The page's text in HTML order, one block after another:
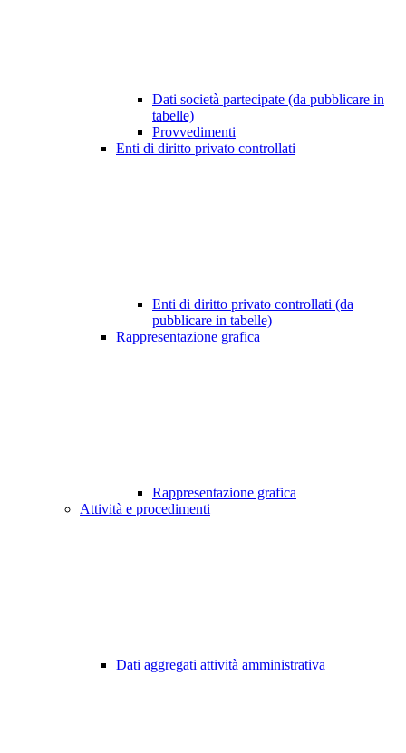
Dati società partecipate (da pubblicare in
tabelle)
Provvedimenti
Enti di diritto privato controllati
Enti di diritto privato controllati (da
pubblicare in tabelle)
Rappresentazione grafica
Rappresentazione grafica
Attività e procedimenti
Dati aggregati attività amministrativa